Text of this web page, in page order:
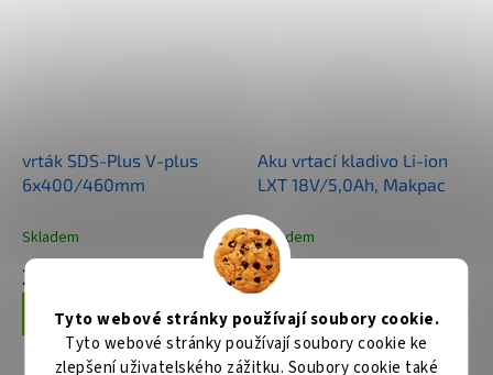
Tyto webové stránky používají soubory cookie.
Tyto webové stránky používají soubory cookie ke
zlepšení uživatelského zážitku. Soubory cookie také
vrták SDS-Plus V-plus
6x400/460mm
Skladem
325 Kč
Do košíku
Aku vrtací kladivo Li-ion
LXT 18V/5,0Ah, Makpac
Skladem
10 994 Kč
Do košíku